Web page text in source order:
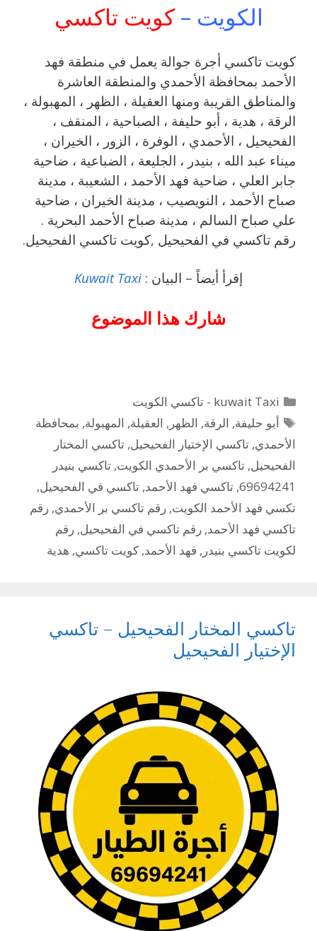
الكويت –كويت تاكسي
كويت تاكسي أجرة جوالة يعمل في منطقة فهد
الأحمد بمحافظة الأحمدي والمنطقة العاشرة
والمناطق القريبة ‎ومنها العقيلة ، الظهر ، المهبولة ،
الرقة ، هدية ، أبو حليفة ، الصباحية ، المنقف ،
الفحيحيل ، الأحمدي ، الوفرة ، الزور ، الخيران ،
ميناء عبد الله ، بنيدر ، الجليعة ، الضباعية ، ضاحية
جابر العلي ، ضاحية فهد الأحمد ، الشعيبة ، مدينة
صباح الأحمد ، النويصيب ، مدينة الخيران ، ضاحية
علي صباح السالم ، مدينة صباح الأحمد البحرية .
رقم تاكسي في الفحيحيل ,كويت تاكسي الفحيحيل.
إقرأ أيضاً – البيان : Kuwait Taxi
شارك هذا الموضوع
التصنيفات
kuwait Taxi - تاكسي الكويت
الوسوم
أبو حليفة, الرقة, الظهر , العقيلة, المهبولة, بمحافظة
الأحمدي, تاكسي الإختيار الفحيحيل, تاكسي المختار
الفحيحيل, تاكسي بر الأحمدي الكويت, تاكسي بنيدر
69694241
, تاكسي فهد الأحمد, تاكسي في الفحيحيل,
تكسي فهد الأحمد الكويت, رقم تاكسي بر الأحمدي, رقم
تاكسي فهد الأحمد, رقم تاكسي في الفحيحيل, رقم
لكويت تاكسي بنيدر , فهد الأحمد, كويت تاكسي, هدية
تاكسي المختار الفحيحيل – تاكسي
الإختيار الفحيحيل